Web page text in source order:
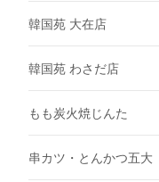
韓国苑 大在店
韓国苑 わさだ店
もも炭火焼じんた
串カツ・とんかつ五大